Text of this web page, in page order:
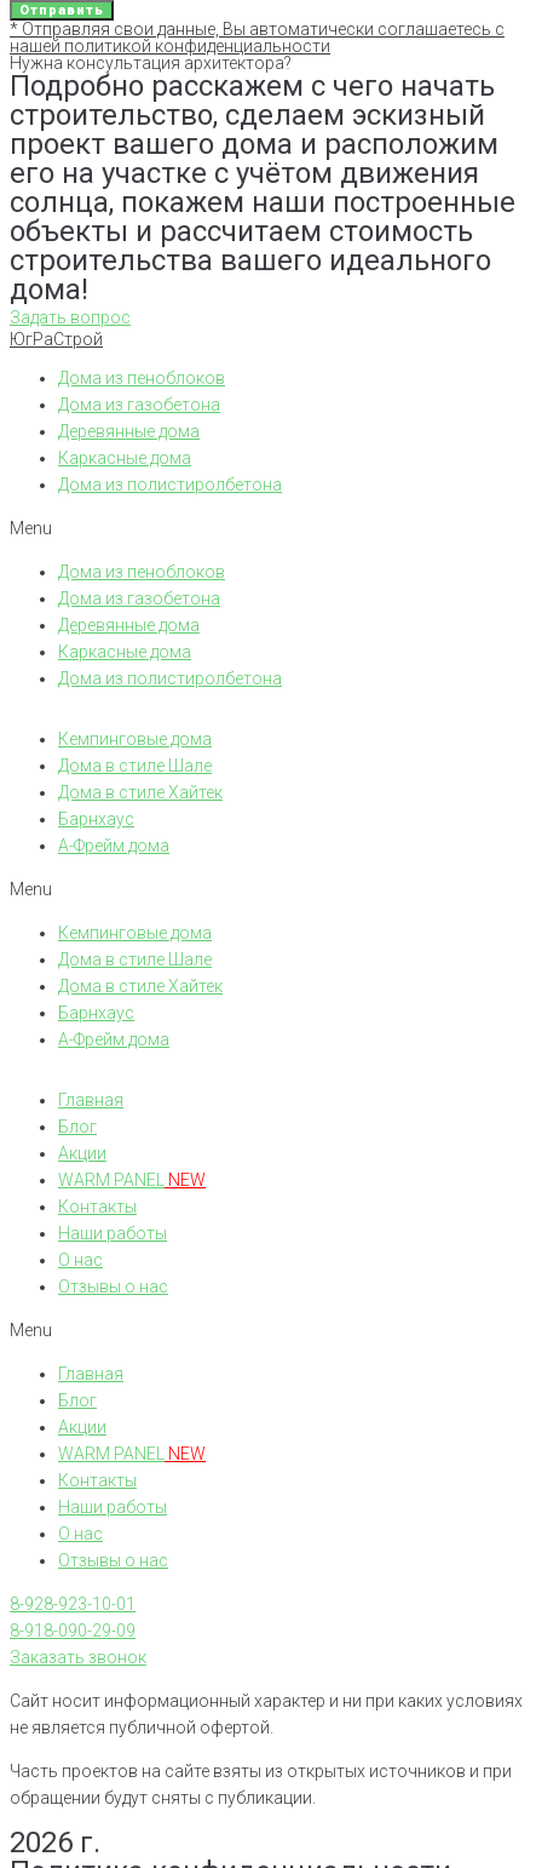
Отправить
* Отправляя свои данные, Вы автоматически соглашаетесь с
нашей политикой конфиденциальности
Нужна консультация архитектора?
Подробно расскажем с чего начать
строительство, сделаем эскизный
проект вашего дома и расположим
его на участке с учётом движения
солнца, покажем наши построенные
объекты и рассчитаем стоимость
строительства вашего идеального
дома!
Задать вопрос
ЮгРаСтрой
Дома из пеноблоков
Дома из газобетона
Деревянные дома
Каркасные дома
Дома из полистиролбетона
Menu
Дома из пеноблоков
Дома из газобетона
Деревянные дома
Каркасные дома
Дома из полистиролбетона
Кемпинговые дома
Дома в стиле Шале
Дома в стиле Хайтек
Барнхаус
А-Фрейм дома
Menu
Кемпинговые дома
Дома в стиле Шале
Дома в стиле Хайтек
Барнхаус
А-Фрейм дома
Главная
Блог
Акции
WARM PANEL
NEW
Контакты
Наши работы
О нас
Отзывы о нас
Menu
Главная
Блог
Акции
WARM PANEL
NEW
Контакты
Наши работы
О нас
Отзывы о нас
8-928-923-10-01
8-918-090-29-09
Заказать звонок
Сайт носит информационный характер и ни при каких условиях
не является публичной офертой.
Часть проектов на сайте взяты из открытых источников и при
обращении будут сняты с публикации.
2026 г.